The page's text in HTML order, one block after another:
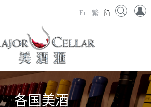
En 繁 简
各国美酒